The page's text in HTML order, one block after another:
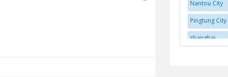
Nantou City
Pingtung City
shanghai